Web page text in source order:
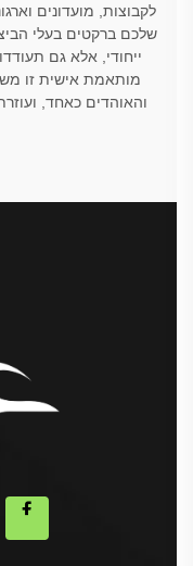
לקבוצות, מועדונים
שלכם ברקטים בעלי
ייחודי, אלא גם
מותאמת אישית זו
והאוהדים כאחד,